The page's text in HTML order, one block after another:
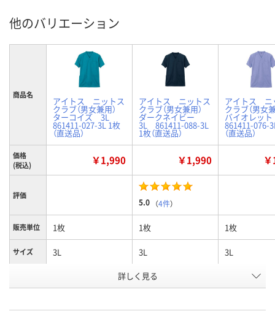
他のバリエーション
商品名
アイトス ニットス
クラブ（男女兼用）
ターコイズ 3L
861411-027-3L 1枚
（直送品）
アイトス ニットス
クラブ（男女兼用）
ダークネイビー
3L 861411-088-3L
1枚（直送品）
アイトス ニ
クラブ（男女
バイオレ
861411-076-
（直送品）
価格
(税込)
￥1,990 ￥1,990
評価
5.0 （4件）
販売単位 1枚 1枚 1枚
サイズ 3L 3L 3L
ダークネイビー バイオレット
号
詳しく見る